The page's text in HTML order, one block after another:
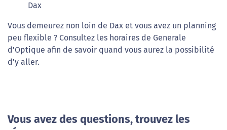
Dax
Vous demeurez non loin de Dax et vous avez un planning
peu flexible ? Consultez les horaires de Generale
d'Optique afin de savoir quand vous aurez la possibilité
d'y aller.
Vous avez des questions, trouvez les